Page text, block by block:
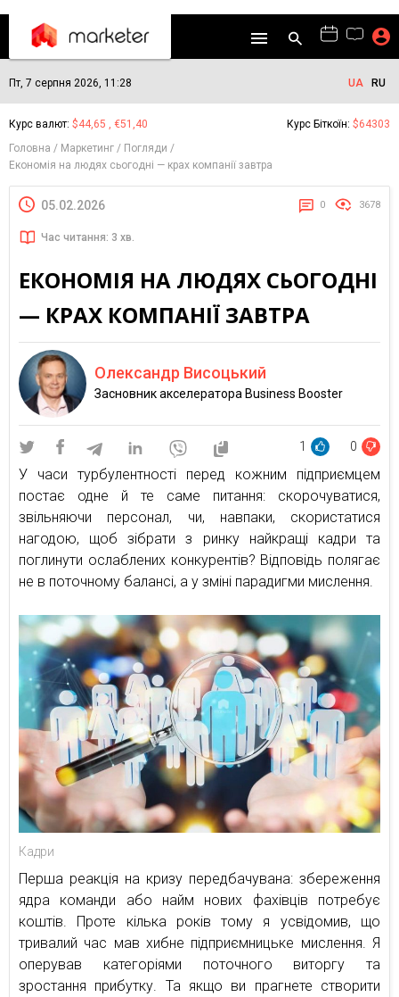
Пт, 7 серпня 2026, 11:28 UA RU
Курс валют: $44,65 , €51,40 Курс Біткоїн: $64303
Головна
Маркетинг
Погляди
Економія на людях сьогодні — крах компанії завтра
05.02.2026 0 3678
Час читання: 3 хв.
ЕКОНОМІЯ НА ЛЮДЯХ СЬОГОДНІ
— КРАХ КОМПАНІЇ ЗАВТРА
Олександр Висоцький
Засновник акселератора Business Booster
1 0
У часи турбулентності перед кожним підприємцем
постає одне й те саме питання: скорочуватися,
звільняючи персонал, чи, навпаки, скористатися
нагодою, щоб зібрати з ринку найкращі кадри та
поглинути ослаблених конкурентів? Відповідь полягає
не в поточному балансі, а у зміні парадигми мислення.
Кадри
Перша реакція на кризу передбачувана: збереження
ядра команди або найм нових фахівців потребує
коштів. Проте кілька років тому я усвідомив, що
тривалий час мав хибне підприємницьке мислення. Я
оперував категоріями поточного виторгу та
зростання прибутку. Та якщо ви прагнете створити